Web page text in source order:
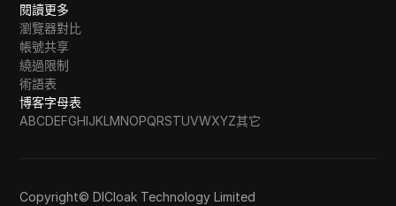
閱讀更多
瀏覽器對比
帳號共享
繞過限制
術語表
博客字母表
ABCDEFGHIJKLMNOPQRSTUVWXYZ其它
Copyright© DICloak Technology Limited